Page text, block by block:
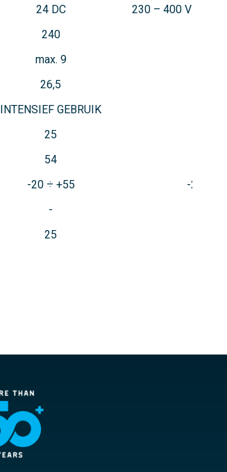
24 DC
240
max. 9
26,5
INTENSIEF GEBRUIK
25
54
-20 ÷ +55
25
230 – 400 V AC
-20 ÷